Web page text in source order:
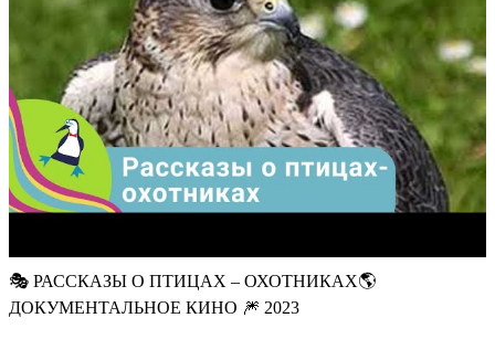
🎭 РАССКАЗЫ О ПТИЦАХ – ОХОТНИКАХ🌎
ДОКУМЕНТАЛЬНОЕ КИНО 🎆 2023